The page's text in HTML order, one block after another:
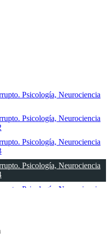
Psicología, Neurociencia
Psicología, Neurociencia
Psicología, Neurociencia
Psicología, Neurociencia
Psicología, Neurociencia
Psicología, Neurociencia